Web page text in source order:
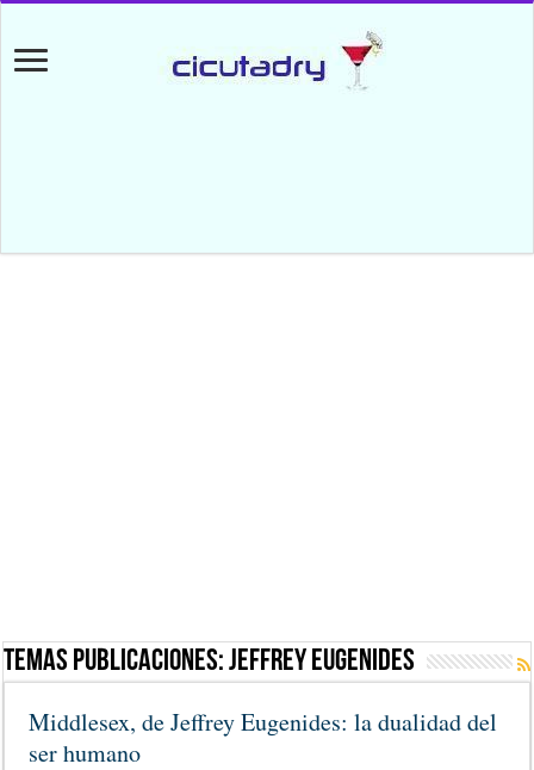
Temas Publicaciones:Jeffrey Eugenides
Middlesex, de Jeffrey Eugenides: la dualidad del
ser humano